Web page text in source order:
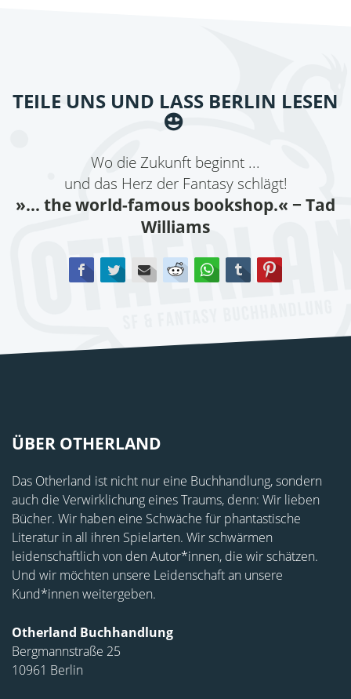
TEILE UNS UND LASS BERLIN LESEN
Wo die Zukunft beginnt ...
und das Herz der Fantasy schlägt!
»... the world-famous bookshop.« − Tad
Williams
FacebookTwitterE-mail Reddit WhatsApp
tumblr
ÜBER OTHERLAND
Das Otherland ist nicht nur eine Buchhandlung, sondern
auch die Verwirklichung eines Traums, denn: Wir lieben
Bücher. Wir haben eine Schwäche für phantastische
Literatur in all ihren Spielarten. Wir schwärmen
leidenschaftlich von den Autor*innen, die wir schätzen.
Und wir möchten unsere Leidenschaft an unsere
Kund*innen weitergeben.
Otherland Buchhandlung
Bergmannstraße 25
10961 Berlin